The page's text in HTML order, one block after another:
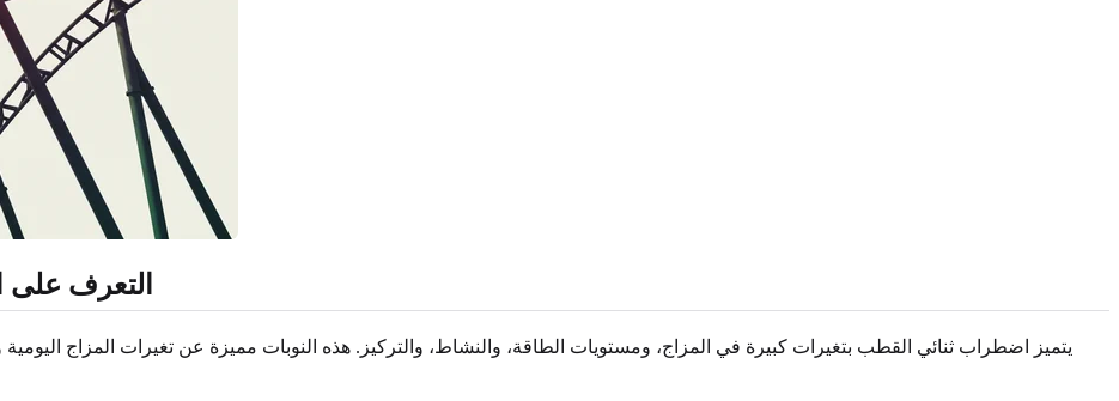
التعرف على
يتميز اضطراب ثنائي القطب بتغيرات كبيرة في المزاج، ومستويات الطاقة، والنشاط، والتركيز. هذه النوبات مميزة عن تغيرات المزاج